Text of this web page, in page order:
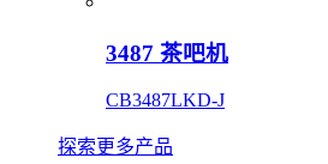
3487 茶吧机
CB3487LKD-J
探索更多产品